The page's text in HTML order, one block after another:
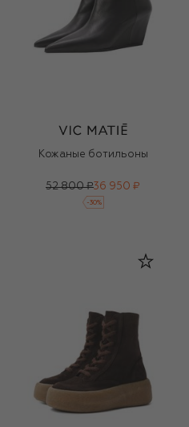
Кожаные ботильоны
52 800 ₽36 950 ₽
-30%